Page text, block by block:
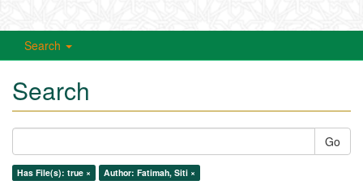
Search
Search
Go
Has File(s): true × Author: Fatimah, Siti ×